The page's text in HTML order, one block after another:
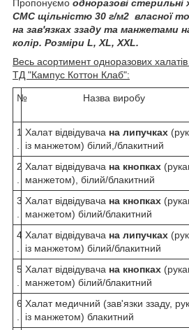
Пропонуємо одноразові стерильні
СМС щільністю 30 г/м2 власної
на зав'язках ззаду та манжетами
колір. Розміри L, XL, XXL.
Весь асортимент одноразових
ТД "Кампус Коттон Клаб":
№ Назва виробу
1 Халат відвідувача на липучках
із манжетом) білий,/блакитний
2 Халат відвідувача на кнопках
манжетом), білий/блакитний
3 Халат відвідувача на кнопках
манжетом) білий/блакитний
4 Халат відвідувача на липучках
із манжетом) білий/блакитний
5 Халат відвідувача на кнопках
манжетом) білий/блакитний
6 Халат медичний (зав'язки ззаду,
із манжетом) блакитний